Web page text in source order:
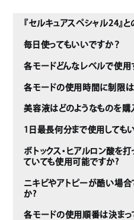
『セルキュアスペシャル24』
毎日使ってもいいですか？
各モードどんなレベルで使用
各モードの使用時間に制限は
美容液はどのようなものを購
1日最長何分まで使用しても
ボトックス・ヒアルロン酸を
ていても使用可能ですか?
ニキビやアトピーが酷い場
か?
各モードの使用順番は決まっ